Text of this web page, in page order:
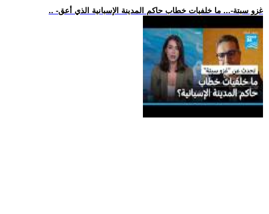
.. -غزو سبتة-... ما خلفيات خطاب حاكم المدينة الإسبانية الذي أعق